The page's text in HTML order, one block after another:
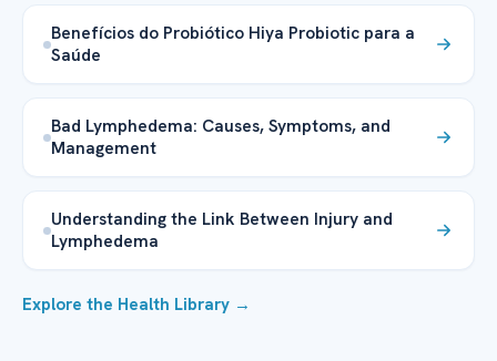
Benefícios do Probiótico Hiya Probiotic para a
Saúde
Bad Lymphedema: Causes, Symptoms, and
Management
Understanding the Link Between Injury and
Lymphedema
Explore the Health Library →